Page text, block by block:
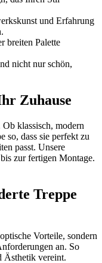
und Erfahrung
breiten Palette
nicht nur schön,
Zuhause
klassisch, modern
so, dass sie perfekt zu
passt. Unsere
zur fertigen Montage.
Treppe
Vorteile, sondern
an. So
Ästhetik vereint.